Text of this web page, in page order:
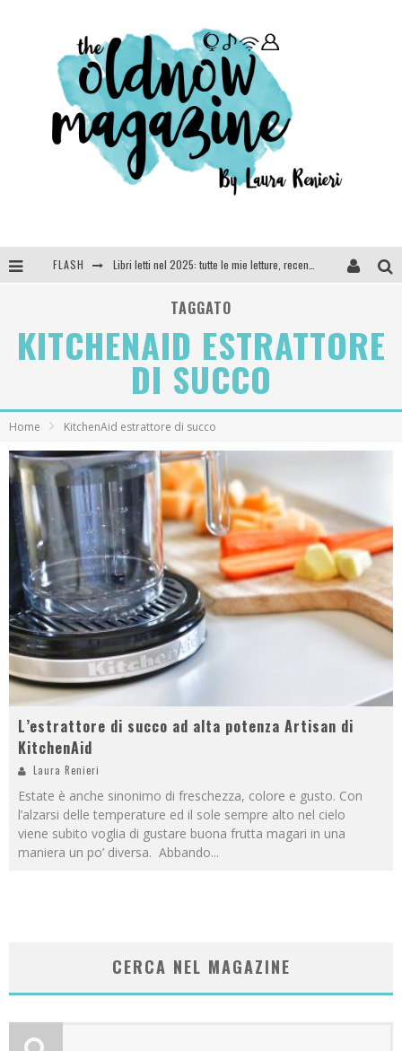
FLASH
SEE YOU AT 5 | Chanel
TAGGATO
KITCHENAID ESTRATTORE
DI SUCCO
Home KitchenAid estrattore di succo
L’estrattore di succo ad alta potenza Artisan di
KitchenAid
Laura Renieri
Estate è anche sinonimo di freschezza, colore e gusto. Con
l’alzarsi delle temperature ed il sole sempre alto nel cielo
viene subito voglia di gustare buona frutta magari in una
maniera un po’ diversa. Abbando...
CERCA NEL MAGAZINE